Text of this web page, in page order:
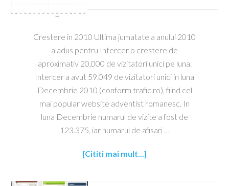
Crestere in 2010 Ultima jumatate a anului 2010
a adus pentru Intercer o crestere de
aproximativ 20,000 de vizitatori unici pe luna.
Intercer a avut 59.049 de vizitatori unici in luna
Decembrie 2010 (conform trafic.ro), fiind cel
mai popular website adventist romanesc. In
luna Decembrie numarul de vizite a fost de
123.375, iar numarul de afisari …
[Cititi mai mult...]